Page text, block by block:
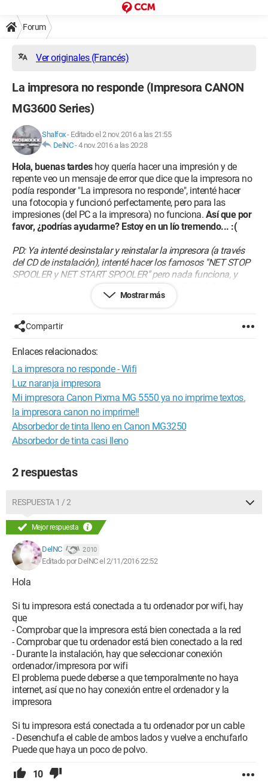
Forum
Ver originales (Francés)
La impresora no responde (Impresora CANON
MG3600 Series)
Shalfox- Editado el 2 nov. 2016 a las 21:55
DelNC-4 nov. 2016 a las 20:28
Hola, buenas tardeshoy quería hacer una impresión y de
repente veo un mensaje de error que dice que la impresora no
podía responder "La impresora no responde", intenté hacer
una fotocopia y funcionó perfectamente, pero para las
impresiones (del PC a la impresora) no funciona. Así que por
favor, ¿podrías ayudarme? Estoy en un lío tremendo... :(
PD: Ya intenté desinstalar y reinstalar la impresora (a través
del CD de instalación), intenté hacer los famosos "NET STOP
SPOOLER y NET START SPOOLER" pero nada funciona, y
finalmente tengo una impresora CANON MG3600 Series con
todos los cartuchos llenos al máximo + el papel en la bandeja
Shalfox ...
Mostrar más
Compartir
Enlaces relacionados:
La impresora no responde - Wifi
Luz naranja impresora
Mi impresora Canon Pixma MG 5550 ya no imprime textos.
la impresora canon no imprime!!
Absorbedor de tinta lleno en Canon MG3250
Absorbedor de tinta casi lleno
2 respuestas
RESPUESTA 1 / 2
Mejor respuesta
DelNC 2 010
Editado por DelNC el 2/11/2016 22:52
Hola
Si tu impresora está conectada a tu ordenador por wifi, hay
que
- Comprobar que la impresora está bien conectada a la red
- Comprobar que tu ordenador está bien conectado a la red
- Durante la instalación, hay que seleccionar conexión
ordenador/impresora por wifi
El problema puede deberse a que temporalmente no haya
internet, así que no hay conexión entre el ordenador y la
impresora
Si tu impresora está conectada a tu ordenador por un cable
- Desenchufa el cable de ambos lados y vuelve a enchufarlo
Puede que haya un poco de polvo.
10